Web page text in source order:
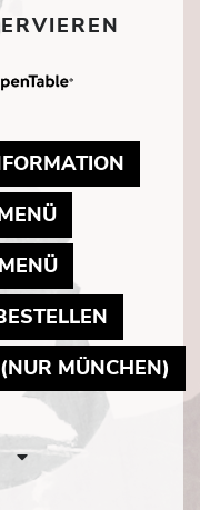
DOCUMENTMAY
MAY LINK TO
MAY LINK TO
MÜNCHEN)
LANGUAGE
DROPDOWN